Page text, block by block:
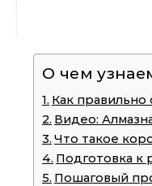
О чем
Как
Видео:
Что такое
Подготовка к
Пошаговый